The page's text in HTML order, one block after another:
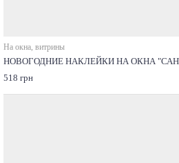
На окна, витрины
НОВОГОДНИЕ НАКЛЕЙКИ НА ОКНА
518 грн